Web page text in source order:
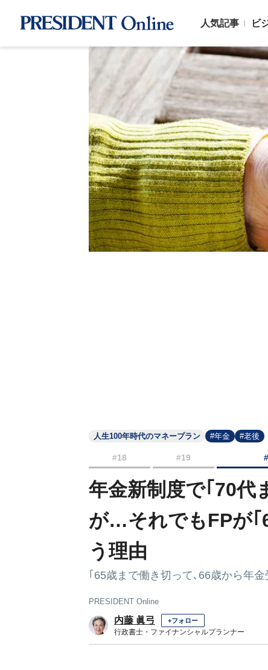
人気記事 ビ
人生100年時代のマネープラン #年金 #老後
#18 #19
年金新制度で｢70代
が…それでもFPが｢
う理由
｢65歳まで働き切って､66歳から年
PRESIDENT Online
内藤 眞弓 +フォロー
行政書士・ファイナンシャルプランナー